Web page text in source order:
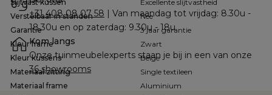
Slijtvast kussen
Excellente slijtvastheid
Verstelbaar in standen
Nee
Garantie
3 jaar garantie
Kleur frame
Zwart
Kleur kussens
Beige
Materiaal zitting
Single textileen
Materiaal frame
Aluminium
+31 408 08 07 58 | Van maandag tot vrijdag: 8.30u -
18.30u en op zaterdag: 9.30u - 18u
Kom langs
36 showrooms